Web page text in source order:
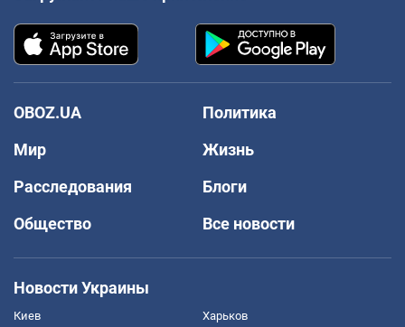
OBOZ.UA
Политика
Мир
Жизнь
Расследования
Блоги
Общество
Все новости
Новости Украины
Киев Харьков